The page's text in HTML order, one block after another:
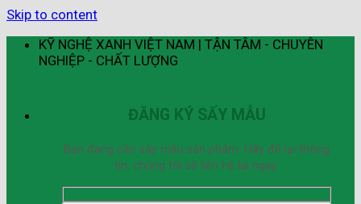
Skip to content
KỸ NGHỆ XANH VIỆT NAM | TẬN TÂM - CHUYÊN
NGHIỆP - CHẤT LƯỢNG
ĐĂNG KÝ SẤY MẪU
Bạn đang cần sấy mẫu sản phẩm. Hãy để lại thông
tin, chúng tôi sẽ liên hệ lại ngay.